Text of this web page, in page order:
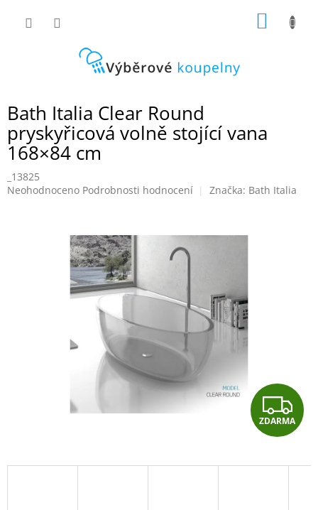
Bath Italia Clear Round
pryskyřicová volně stojící vana
168×84 cm
_13825
Průměrné
Neohodnoceno Podrobnosti hodnocení Značka: Bath Italia
Z
D
A
ZDARMA